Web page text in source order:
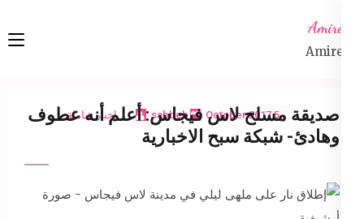
content
Amireta
Amireta
5 October 2017
sabbeh اخبار شاملة
صديقة مسلح لاس فيجاس: أعلم أنه عطوف
وهادئ- شبكة سبح الاخبارية